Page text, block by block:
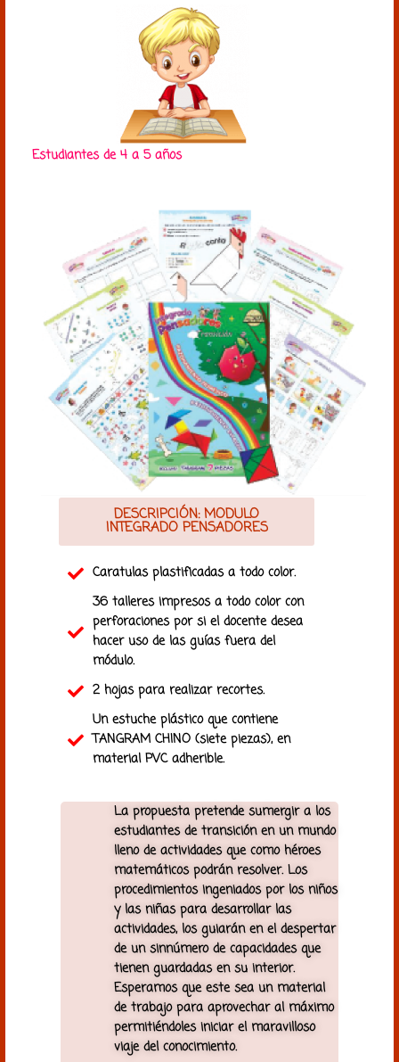
Estudiantes de 4 a 5 años
DESCRIPCIÓN: MODULO
INTEGRADO PENSADORES
Caratulas plastificadas a todo color.
36 talleres impresos a todo color con
perforaciones por si el docente desea
hacer uso de las guías fuera del
módulo.
2 hojas para realizar recortes.
Un estuche plástico que contiene
TANGRAM CHINO (siete piezas), en
material PVC adherible.
La propuesta pretende sumergir a los
estudiantes de transición en un mundo
lleno de actividades que como héroes
matemáticos podrán resolver. Los
procedimientos ingeniados por los niños
y las niñas para desarrollar las
actividades, los guiarán en el despertar
de un sinnúmero de capacidades que
tienen guardadas en su interior.
Esperamos que este sea un material
de trabajo para aprovechar al máximo
permitiéndoles iniciar el maravilloso
viaje del conocimiento.